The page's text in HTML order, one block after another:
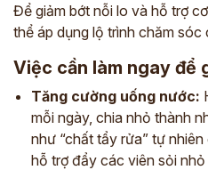
Để giảm bớt nỗi lo và hỗ trợ
thể áp dụng lộ trình chăm sóc
Việc cần làm ngay để
Tăng cường uống nước:
mỗi ngày, chia nhỏ thành
như “chất tẩy rửa” tự
hỗ trợ đẩy các viên sỏi nhỏ